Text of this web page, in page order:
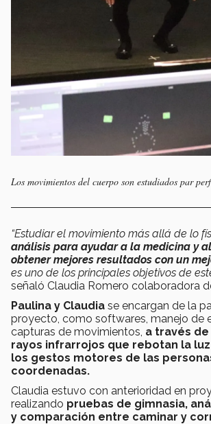
Los movimientos del cuerpo son estudiados par
“Estudiar el movimiento más allá de lo
análisis para ayudar a la medicina y
obtener mejores resultados con un
es uno de los principales objetivos de
señaló Claudia Romero colaboradora
Paulina y Claudia se encargan de la
proyecto, como softwares, manejo de
capturas de movimientos, a través
rayos infrarrojos que rebotan la
los gestos motores de las
coordenadas.
Claudia estuvo con anterioridad en
realizando pruebas de gimnasia,
y comparación entre caminar y